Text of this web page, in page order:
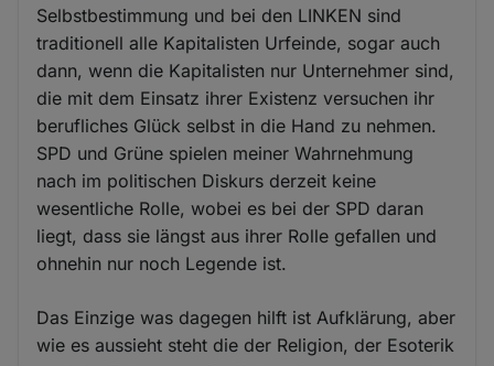
Selbstbestimmung und bei den LINKEN sind
traditionell alle Kapitalisten Urfeinde, sogar auch
dann, wenn die Kapitalisten nur Unternehmer sind,
die mit dem Einsatz ihrer Existenz versuchen ihr
berufliches Glück selbst in die Hand zu nehmen.
SPD und Grüne spielen meiner Wahrnehmung
nach im politischen Diskurs derzeit keine
wesentliche Rolle, wobei es bei der SPD daran
liegt, dass sie längst aus ihrer Rolle gefallen und
ohnehin nur noch Legende ist.
Das Einzige was dagegen hilft ist Aufklärung, aber
wie es aussieht steht die der Religion, der Esoterik